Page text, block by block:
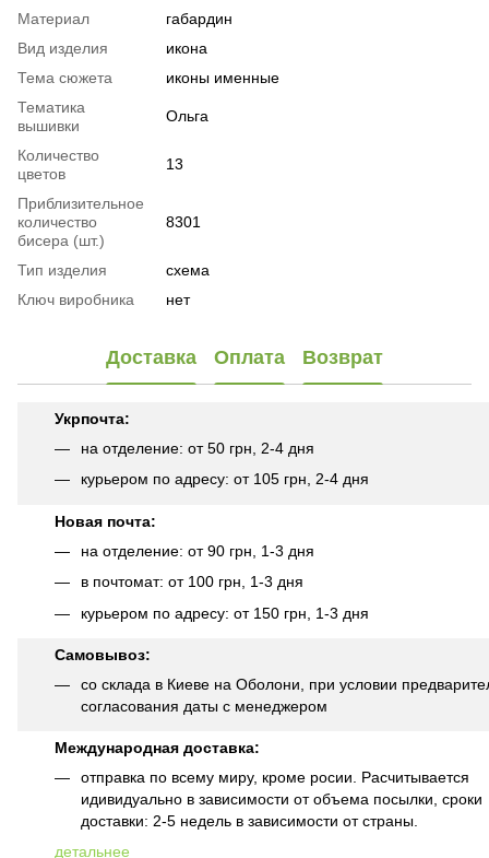
Материал
габардин
Вид изделия
икона
Тема сюжета
иконы именные
Тематика
вышивки
Ольга
Количество
цветов
13
Приблизительное
количество
бисера (шт.)
8301
Тип изделия
схема
Ключ виробника
нет
Доставка Оплата Возврат
Укрпочта:
на отделение: от 50 грн, 2-4 дня
курьером по адресу: от 105 грн, 2-4 дня
Новая почта:
на отделение: от 90 грн, 1-3 дня
в почтомат: от 100 грн, 1-3 дня
курьером по адресу: от 150 грн, 1-3 дня
Самовывоз:
со склада в Киеве на Оболони, при условии
согласования даты с менеджером
Международная доставка:
отправка по всему миру, кроме росии. Расчитывается
идивидуально в зависимости от объема посылки, сроки
доставки: 2-5 недель в зависимости от страны.
детальнее